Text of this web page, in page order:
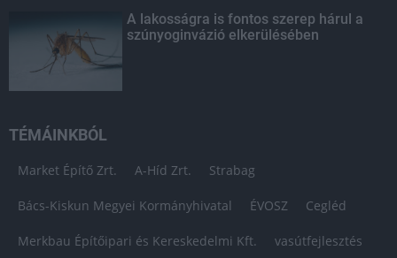
A lakosságra is fontos szerep hárul a
szúnyoginvázió elkerülésében
TÉMÁINKBÓL
Market Építő Zrt. A-Híd Zrt. Strabag
Bács-Kiskun Megyei Kormányhivatal ÉVOSZ Cegléd
Merkbau Építőipari és Kereskedelmi Kft. vasútfejlesztés